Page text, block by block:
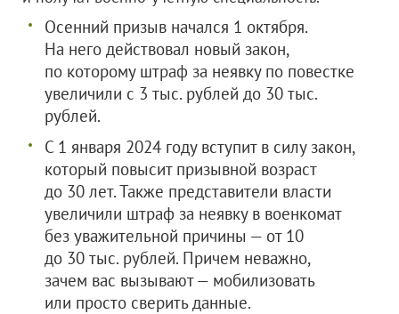
Осенний призыв начался 1 октября.
На него действовал новый закон,
по которому штраф за неявку по повестке
увеличили с 3 тыс. рублей до 30 тыс.
рублей.
С 1 января 2024 году вступит в силу закон,
который повысит призывной возраст
до 30 лет. Также представители власти
увеличили штраф за неявку в военкомат
без уважительной причины — от 10
до 30 тыс. рублей. Причем неважно,
зачем вас вызывают — мобилизовать
или просто сверить данные.